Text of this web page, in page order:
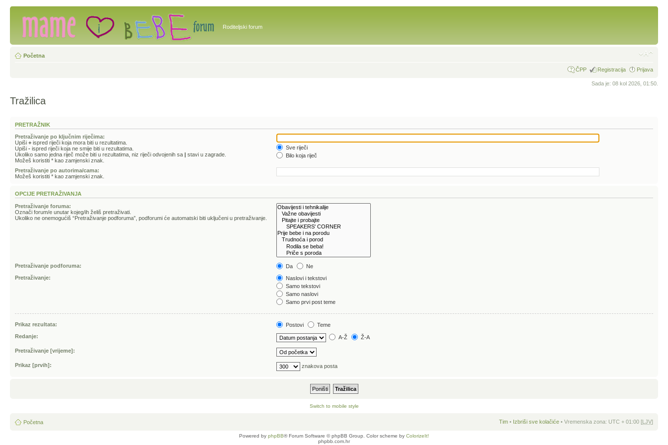
Roditeljski forum
Početna
ČPP Registracija Prijava
Sada je: 08 kol 2026, 01:50.
Tražilica
PRETRAŽNIK
Pretraživanje po ključnim riječima:
Upiši + ispred riječi koja mora biti u rezultatima.
Upiši - ispred riječi koja ne smije biti u rezultatima.
Ukoliko samo jedna riječ može biti u rezultatima, niz riječi odvojenih sa | stavi u zagrade.
Možeš koristiti * kao zamjenski znak.
Sve riječi
Bilo koja riječ
Pretraživanje po autorima/cama:
Možeš koristiti * kao zamjenski znak.
OPCIJE PRETRAŽIVANJA
Pretraživanje foruma:
Označi forum/e unutar kojeg/ih želiš pretraživati.
Ukoliko ne onemogućiš “Pretraživanje podforuma”, podforumi će automatski biti uključeni u pretraživanje.
Pretraživanje podforuma: Da
Ne
Pretraživanje:
Naslovi i tekstovi
Samo tekstovi
Samo naslovi
Samo prvi post teme
Prikaz rezultata: Postovi
Teme
Redanje:
A-Ž Ž-A
Pretraživanje [vrijeme]:
Prikaz [prvih]: znakova posta
Switch to mobile style
Početna Tim • Izbriši sve kolačiće • Vremenska zona: UTC + 01:00 [LJV]
Powered by phpBB® Forum Software © phpBB Group. Color scheme by ColorizeIt!
phpbb.com.hr